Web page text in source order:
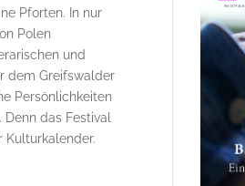
Pforten. In nur
Polen
und
dem Greifswalder
Persönlichkeiten
das Festival
Kulturkalender.